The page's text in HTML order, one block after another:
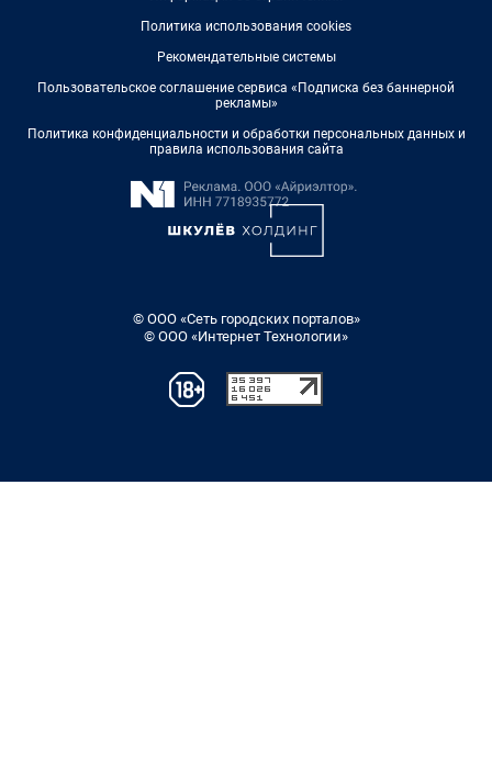
Политика использования cookies
Рекомендательные системы
Пользовательское соглашение сервиса «Подписка без баннерной
рекламы»
Политика конфиденциальности и обработки персональных данных и
правила использования сайта
© ООО «Сеть городских порталов»
© ООО «Интернет Технологии»